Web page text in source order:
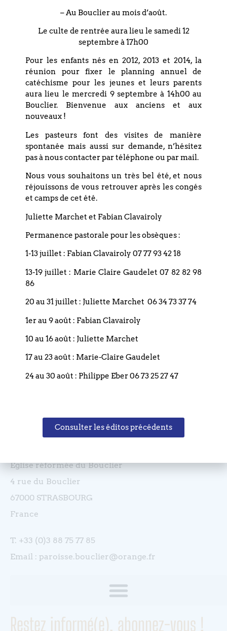
contemporaine
PARTAGEZ CET
ÉVÉNEMENT
+ Ajouter à mon Agenda Google
Précédent
Suivant
Coordonnées
Eglise réformée du Bouclier
4 rue du Bouclier
67000 STRASBOURG
France
T. +33 (0)3 88 75 77 85
Email : paroisse.bouclier@orange.fr
Restez informé(e), abonnez-vous !
– Au Bouclier au mois d’août.
Le culte de rentrée aura lieu le samedi 12
septembre à 17h00
Pour les enfants nés en 2012, 2013 et 2014, la
réunion pour fixer le planning annuel de
catéchisme pour les jeunes et leurs parents
aura lieu le mercredi 9 septembre à 14h00 au
Bouclier. Bienvenue aux anciens et aux
nouveaux !
Les pasteurs font des visites de manière
spontanée mais aussi sur demande, n’hésitez
pas à nous contacter par téléphone ou par mail.
Nous vous souhaitons un très bel été, et nous
réjouissons de vous retrouver après les congés
et camps de cet été.
Juliette Marchet et Fabian Clavairoly
Permanence pastorale pour les obsèques :
1-13 juillet : Fabian Clavairoly 07 77 93 42 18
13-19 juillet : Marie Claire Gaudelet 07 82 82 98
86
20 au 31 juillet : Juliette Marchet 06 34 73 37 74
1er au 9 août : Fabian Clavairoly
10 au 16 août : Juliette Marchet
17 au 23 août : Marie-Claire Gaudelet
24 au 30 août : Philippe Eber 06 73 25 27 47
Consulter les éditos précédents